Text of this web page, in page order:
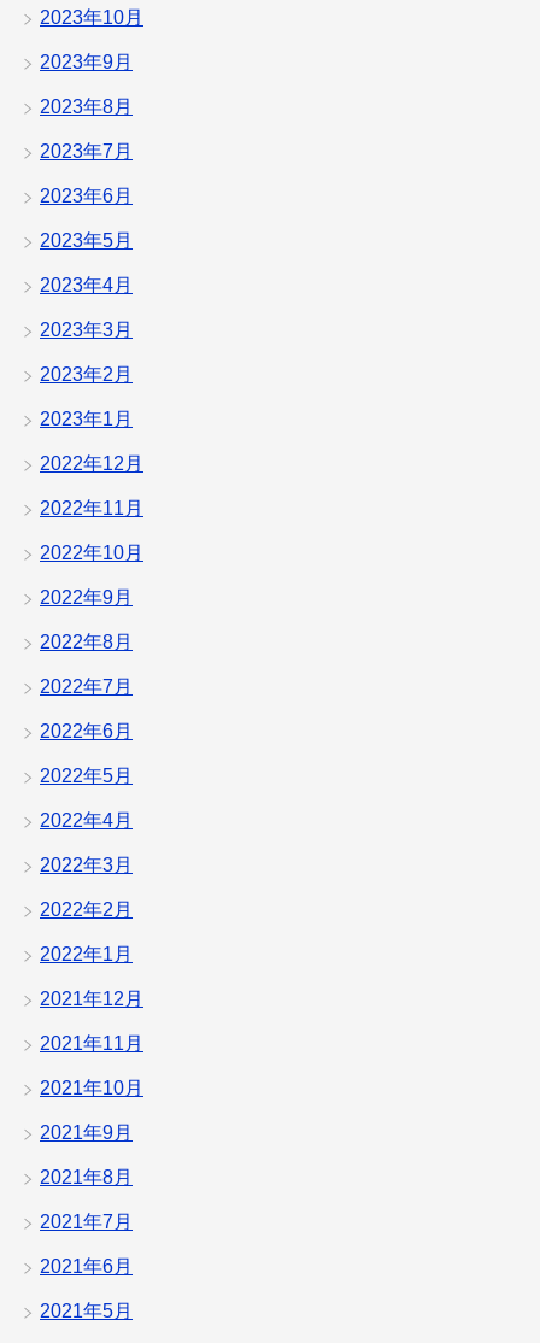
2023年10月
2023年9月
2023年8月
2023年7月
2023年6月
2023年5月
2023年4月
2023年3月
2023年2月
2023年1月
2022年12月
2022年11月
2022年10月
2022年9月
2022年8月
2022年7月
2022年6月
2022年5月
2022年4月
2022年3月
2022年2月
2022年1月
2021年12月
2021年11月
2021年10月
2021年9月
2021年8月
2021年7月
2021年6月
2021年5月